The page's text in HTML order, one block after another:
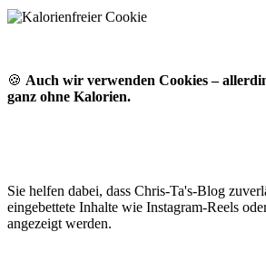
🍪 Auch wir verwenden Cookies –
ganz ohne Kalorien.
Sie helfen dabei, dass Chris-Ta's-Blog
eingebettete Inhalte wie Instagram-Reels
angezeigt werden.